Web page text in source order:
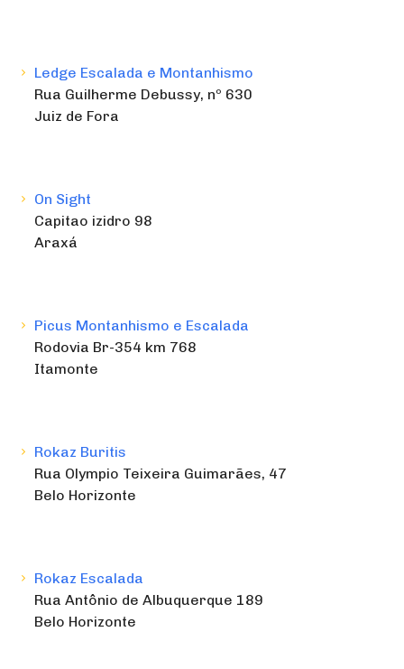
Ledge Escalada e Montanhismo
Rua Guilherme Debussy, nº 630
Juiz de Fora
On Sight
Capitao izidro 98
Araxá
Picus Montanhismo e Escalada
Rodovia Br-354 km 768
Itamonte
Rokaz Buritis
Rua Olympio Teixeira Guimarães, 47
Belo Horizonte
Rokaz Escalada
Rua Antônio de Albuquerque 189
Belo Horizonte